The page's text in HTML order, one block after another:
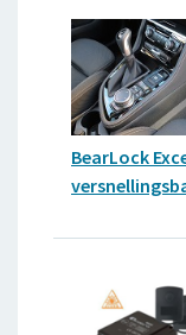
BearLock